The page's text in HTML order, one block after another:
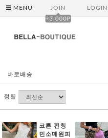
MENU
JOIN
+3,000P
LOGIN
바로배송
정렬
코튼 펀칭
민소매원피